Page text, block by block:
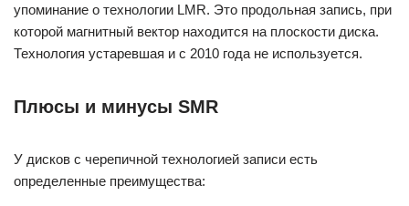
упоминание о технологии LMR. Это продольная запись, при
которой магнитный вектор находится на плоскости диска.
Технология устаревшая и с 2010 года не используется.
Плюсы и минусы SMR
У дисков с черепичной технологией записи есть
определенные преимущества: